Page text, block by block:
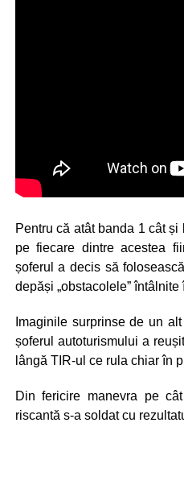
Pentru că atât banda 1 cât și
pe fiecare dintre acestea
șoferul a decis să
depăși „obstacolele” întâlnite
Imaginile surprinse de un
șoferul autoturismului a
lângă TIR-ul ce rula chiar în
Din fericire manevra pe
riscantă s-a soldat cu